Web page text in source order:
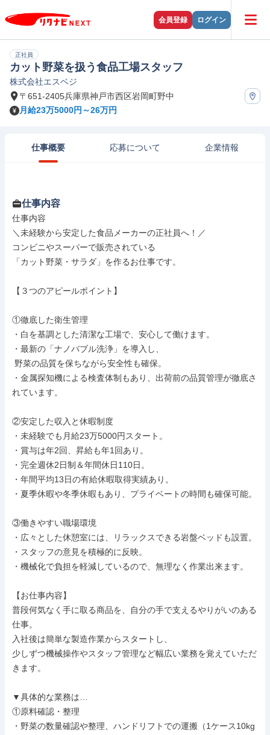
会員登録 ログイン
正社員
カット野菜を扱う食品工場スタッフ
株式会社エスベジ
〒651-2405兵庫県神戸市西区岩岡町野中
月給23万5000円～26万円
仕事概要 応募について 企業情報
仕事内容
仕事内容
＼未経験から安定した食品メーカーの正社員へ！／
コンビニやスーパーで販売されている
「カット野菜・サラダ」を作るお仕事です。
【３つのアピールポイント】
①徹底した衛生管理
・白を基調とした清潔な工場で、安心して働けます。
・最新の「ナノバブル洗浄」を導入し、
・金属探知機による検査体制もあり、出荷前の品質管理が徹底さ
れています。
②安定した収入と休暇制度
・未経験でも月給23万5000円スタート。
・賞与は年2回、昇給も年1回あり。
・完全週休2日制＆年間休日110日。
・年間平均13日の有給休暇取得実績あり。
・夏季休暇や冬季休暇もあり、プライベートの時間も確保可能。
③働きやすい職場環境
・広々とした休憩室には、リラックスできる岩盤ベッドも設置。
・スタッフの意見を積極的に反映。
・機械化で負担を軽減しているので、無理なく作業出来ます。
【お仕事内容】
普段何気なく手に取る商品を、自分の手で支えるやりがいのある
仕事。
入社後は簡単な製造作業からスタートし、
少しずつ機械操作やスタッフ管理など幅広い業務を覚えていただ
きます。
▼具体的な業務は…
①原料確認・整理
・野菜の数量確認や整理、ハンドリフトでの運搬（1ケース10kg